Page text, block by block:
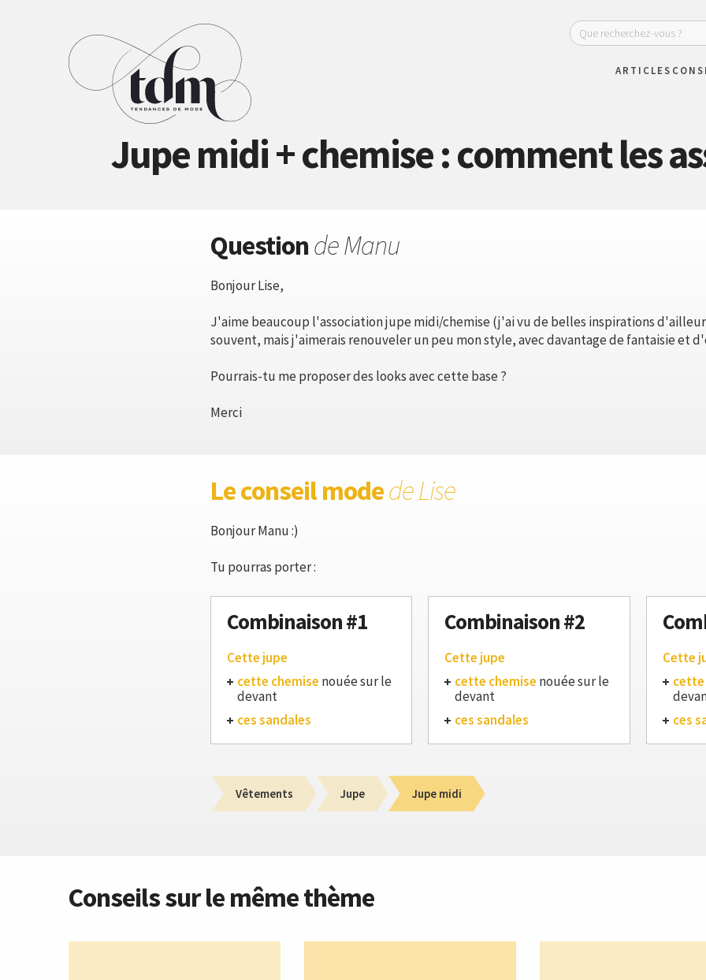
ARTICLES
Jupe midi + chemise : comment les
Questionde Manu
Bonjour Lise,
J'aime beaucoup l'association jupe midi/chemise (j'ai vu de belles inspirations
souvent, mais j'aimerais renouveler un peu mon style, avec davantage de fantaisie et
Pourrais-tu me proposer des looks avec cette base ?
Merci
Le conseil modede Lise
Bonjour Manu :)
Tu pourras porter :
Combinaison #1
Cette jupe
cette chemise nouée sur le
devant
ces sandales
Combinaison #2
Cette jupe
cette chemise nouée sur le
devant
ces sandales
Cette
cette
ces
Vêtements Jupe Jupe midi
Conseils sur le même thème